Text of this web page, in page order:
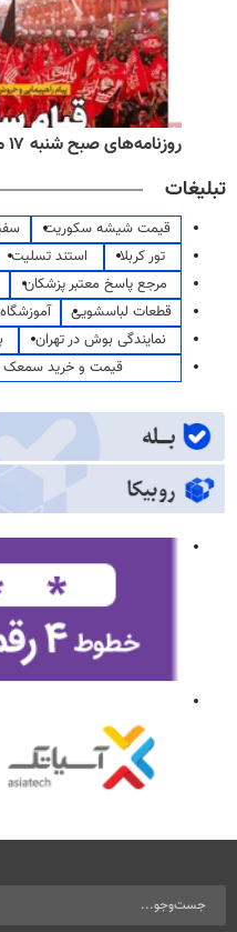
روزنامه‌های صبح شنبه ۱۷ مرداد ۱۴۰۵
تبلیغات
قیمت شیشه سکوریت
تور کربلا
استند تسلیت
مرجع پاسخ معتبر پزشکان
قطعات لباسشویی
نمایندگی بوش در تهران
قیمت و خرید سمعک